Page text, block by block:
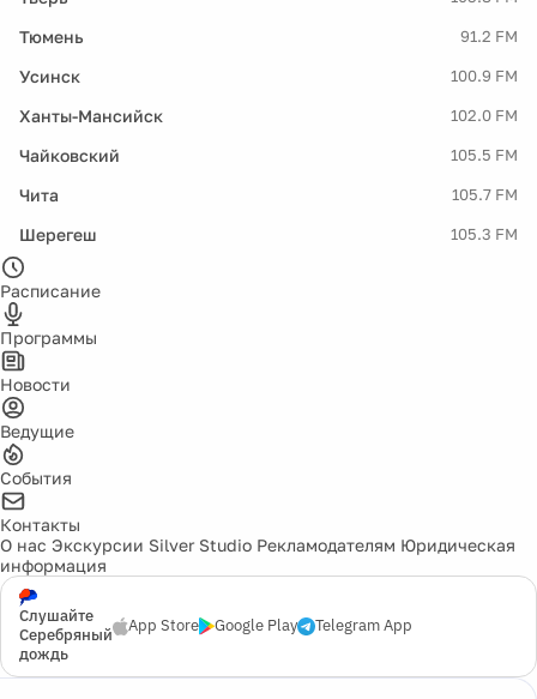
Тюмень 91.2 FM
Усинск 100.9 FM
Ханты-Мансийск 102.0 FM
Чайковский 105.5 FM
Чита 105.7 FM
Шерегеш 105.3 FM
Расписание
Программы
Новости
Ведущие
События
Контакты
О нас Экскурсии Silver Studio Рекламодателям Юридическая
информация
Слушайте
Серебряный
дождь
App Store Google Play Telegram App